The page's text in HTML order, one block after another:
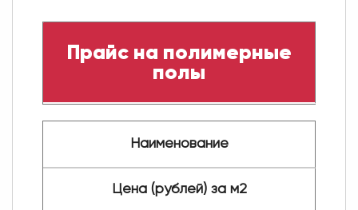
Прайс на полимерные
полы
Наименование
Цена (рублей) за м2